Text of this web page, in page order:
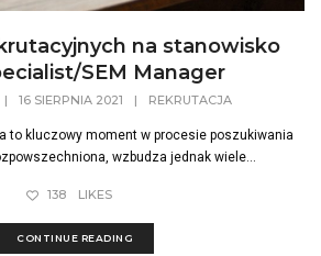
na stanowisko
SEM Manager
| 16 SIERPNIA 2021 | REKRUTACJA
to kluczowy moment w procesie poszukiwania
wzbudza jednak wiele...
138 LIKES
CONTINUE READING